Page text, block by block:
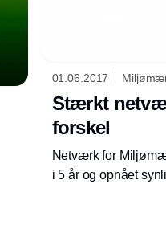
01.06.2017
Stærkt
forskel
Netværk for
i 5 år og opnået